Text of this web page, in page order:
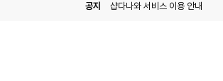
공지 샵다나와 서비스 이용 안내